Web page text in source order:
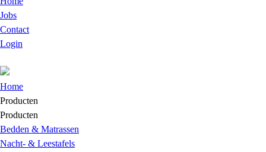
Jobs
Contact
Login
Home
Producten
Producten
Bedden & Matrassen
Nacht- & Leestafels